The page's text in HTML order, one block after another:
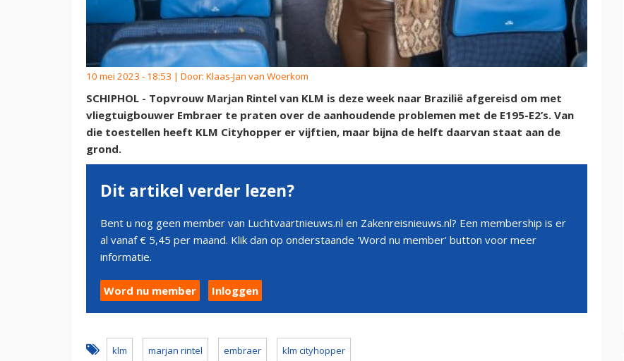
10 mei 2023 - 18:53 | Door: Klaas-Jan van Woerkom
SCHIPHOL - Topvrouw Marjan Rintel van KLM is deze week naar Brazilië afgereisd om met
vliegtuigbouwer Embraer te praten over de aanhoudende problemen met de E195-E2’s. Van
die toestellen heeft KLM Cityhopper er vijftien, maar bijna de helft daarvan staat aan de
grond.
Dit artikel verder lezen?
Bent u nog geen member van Luchtvaartnieuws.nl en Zakenreisnieuws.nl? Een membership is er
al vanaf € 5,45 per maand. Klik dan op onderstaande 'Word nu member' button voor meer
informatie.
Word nu member Inloggen
klm marjan rintel embraer klm cityhopper